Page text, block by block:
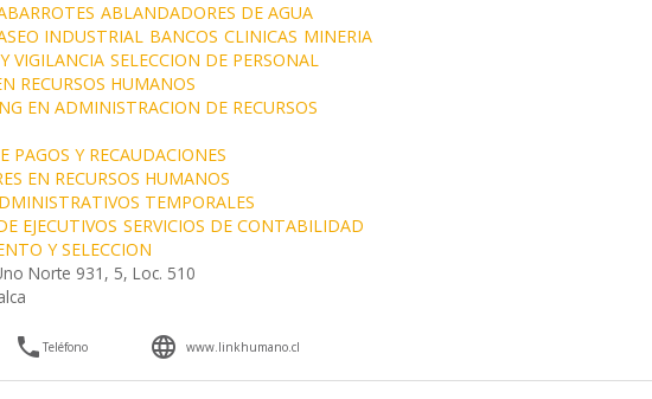
ABLANDADORES DE AGUA
INDUSTRIAL BANCOS CLINICAS MINERIA
VIGILANCIA SELECCION DE PERSONAL
RECURSOS HUMANOS
EN ADMINISTRACION DE RECURSOS
PAGOS Y RECAUDACIONES
EN RECURSOS HUMANOS
TEMPORALES
EJECUTIVOS SERVICIOS DE CONTABILIDAD
Y SELECCION
Norte 931, 5, Loc. 510
Teléfono  www.linkhumano.cl